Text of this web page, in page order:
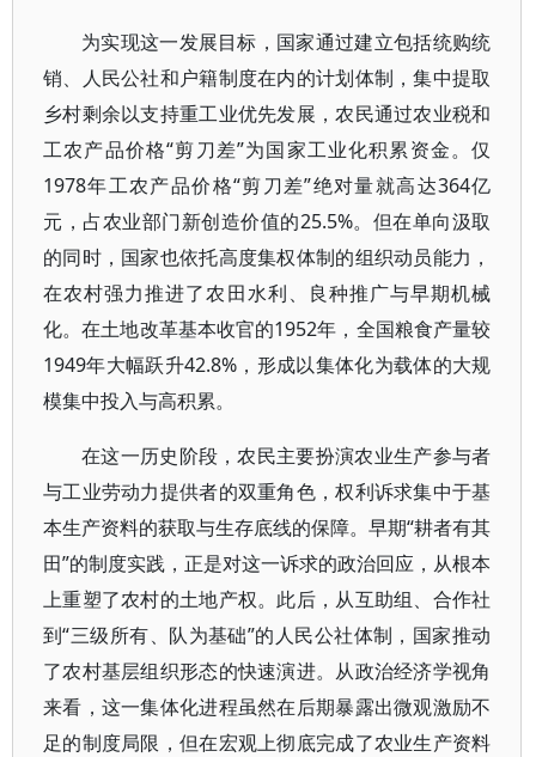
为实现这一发展目标，国家通过建立包括统购统
销、人民公社和户籍制度在内的计划体制，集中提取
乡村剩余以支持重工业优先发展，农民通过农业税和
工农产品价格“剪刀差”为国家工业化积累资金。仅
1978年工农产品价格“剪刀差”绝对量就高达364亿
元，占农业部门新创造价值的25.5%。但在单向汲取
的同时，国家也依托高度集权体制的组织动员能力，
在农村强力推进了农田水利、良种推广与早期机械
化。在土地改革基本收官的1952年，全国粮食产量较
1949年大幅跃升42.8%，形成以集体化为载体的大规
模集中投入与高积累。
在这一历史阶段，农民主要扮演农业生产参与者
与工业劳动力提供者的双重角色，权利诉求集中于基
本生产资料的获取与生存底线的保障。早期“耕者有其
田”的制度实践，正是对这一诉求的政治回应，从根本
上重塑了农村的土地产权。此后，从互助组、合作社
到“三级所有、队为基础”的人民公社体制，国家推动
了农村基层组织形态的快速演进。从政治经济学视角
来看，这一集体化进程虽然在后期暴露出微观激励不
足的制度局限，但在宏观上彻底完成了农业生产资料